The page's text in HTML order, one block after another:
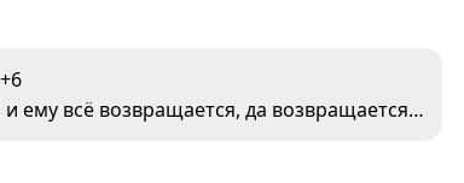
+6
ему всё возвращается, да возвращается…